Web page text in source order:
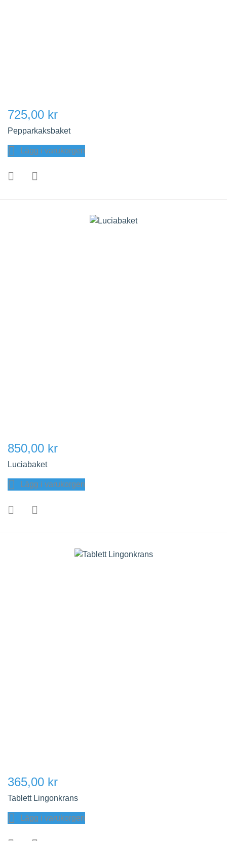
725,00 kr
Pepparkaksbaket
Lägg i varukorgen
850,00 kr
Luciabaket
Lägg i varukorgen
365,00 kr
Tablett Lingonkrans
Lägg i varukorgen